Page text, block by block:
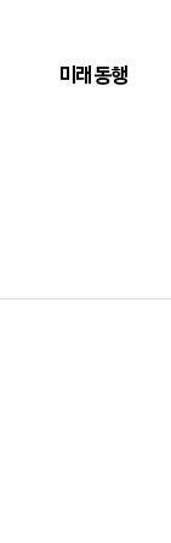
미래동행